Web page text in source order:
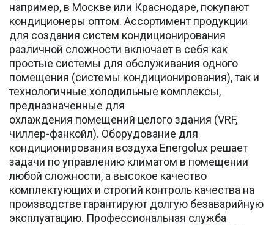
например, в Москве или Краснодаре, покупают
кондиционеры оптом. Ассортимент продукции
для создания систем кондиционирования
различной сложности включает в себя как
простые системы для обслуживания одного
помещения (системы кондиционирования), так и
технологичные холодильные комплексы,
предназначенные для
охлаждения помещений целого здания (VRF,
чиллер-фанкойл). Оборудование для
кондиционирования воздуха Energolux решает
задачи по управлению климатом в помещении
любой сложности, а высокое качество
комплектующих и строгий контроль качества на
производстве гарантируют долгую безаварийную
эксплуатацию. Профессиональная служба